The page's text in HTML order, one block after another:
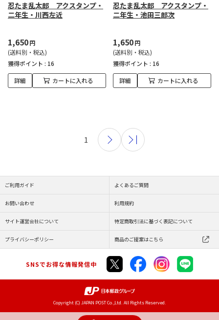
忍たま乱太郎 アクスタンプ・
二年生・川西左近
1,650円
(送料別・税込)
獲得ポイント : 16
詳細 カートに入れる
忍たま乱太郎 アクスタンプ・
二年生・池田三郎次
1,650円
(送料別・税込)
獲得ポイント : 16
詳細 カートに入れる
1
ご利用ガイド よくあるご質問
お問い合わせ 利用規約
サイト運営会社について 特定商取引法に基づく表記について
プライバシーポリシー 商品のご提案はこちら
SNSでお得な情報発信中
Copyright (C) JAPAN POST Co.,Ltd. All Rights Reserved.